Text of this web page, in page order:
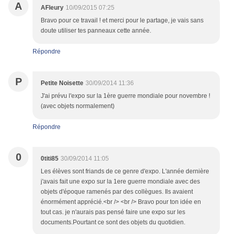
A AFleury 10/09/2015 07:25
Bravo pour ce travail ! et merci pour le partage, je vais sans
doute utiliser tes panneaux cette année.
Répondre
P Petite Noisette 30/09/2014 11:36
J'ai prévu l'expo sur la 1ère guerre mondiale pour novembre !
(avec objets normalement)
Répondre
0 0titi85 30/09/2014 11:05
Les élèves sont friands de ce genre d'expo. L'année dernière
j'avais fait une expo sur la 1ere guerre mondiale avec des
objets d'époque ramenés par des collègues. Ils avaient
énormément apprécié.<br /> <br /> Bravo pour ton idée en
tout cas. je n'aurais pas pensé faire une expo sur les
documents.Pourtant ce sont des objets du quotidien.